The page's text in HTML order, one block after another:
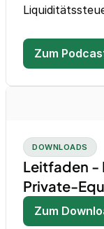
Zum
DOWNLOADS
Leitfaden -
Private-
Zum